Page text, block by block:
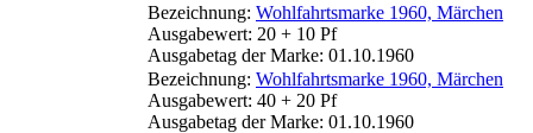
Bezeichnung: Wohlfahrtsmarke 1960, Märchen
Ausgabewert: 20 + 10 Pf
Ausgabetag der Marke: 01.10.1960
Bezeichnung: Wohlfahrtsmarke 1960, Märchen
Ausgabewert: 40 + 20 Pf
Ausgabetag der Marke: 01.10.1960